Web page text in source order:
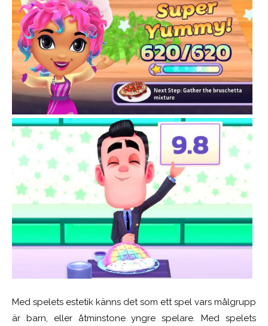
Med spelets estetik känns det som ett spel vars målgrupp
är barn, eller åtminstone yngre spelare. Med spelets